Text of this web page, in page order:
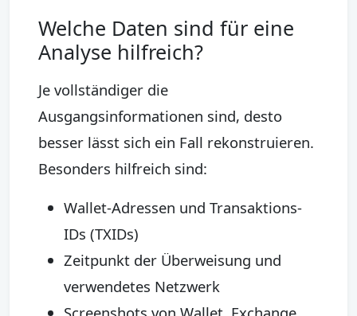
Welche Daten sind für eine
Analyse hilfreich?
Je vollständiger die
Ausgangsinformationen sind, desto
besser lässt sich ein Fall rekonstruieren.
Besonders hilfreich sind:
Wallet-Adressen und Transaktions-
IDs (TXIDs)
Zeitpunkt der Überweisung und
verwendetes Netzwerk
Screenshots von Wallet, Exchange